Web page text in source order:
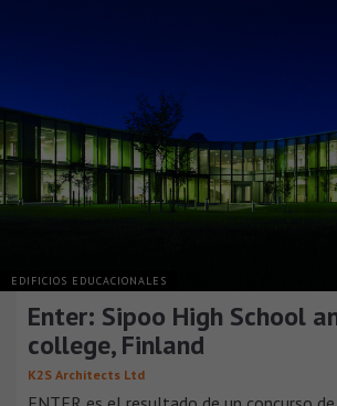
EDIFICIOS EDUCACIONALES
Enter: Sipoo High School
college, Finland
K2S Architects Ltd